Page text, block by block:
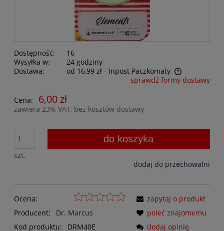
Dostępność:
16
Wysyłka w:
24 godziny
Dostawa:
od 16,99 zł - Inpost Paczkomaty
sprawdź formy dostawy
Cena: 6,00 zł
zawiera 23% VAT, bez kosztów dostawy
szt.
do koszyka
dodaj do przechowalni
Ocena:
Producent:
Dr. Marcus
Kod produktu:
DRM40E
zapytaj o produkt
poleć znajomemu
dodaj opinię